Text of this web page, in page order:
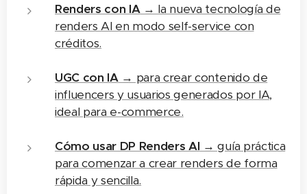
Renders con IA→ la nueva tecnología de
renders AI en modo self-service con
créditos.
UGC con IA→ para crear contenido de
influencers y usuarios generados por IA,
ideal para e-commerce.
Cómo usar DP Renders AI → guía práctica
para comenzar a crear renders de forma
rápida y sencilla.